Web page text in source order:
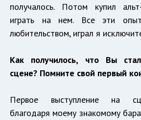
получалось. Потом купил
играть на нем. Все эти
любительством, играл я
Как получилось, что Вы
сцене? Помните свой первый
Первое выступление на
благодаря моему знакомому